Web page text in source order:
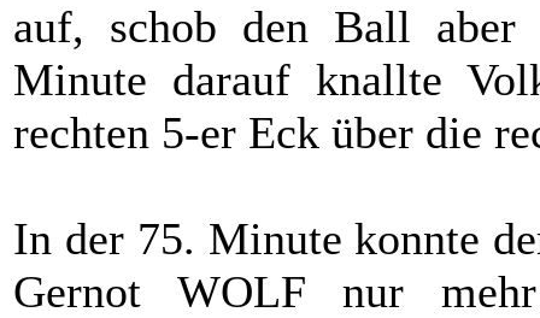
auf, schob den Ball
Minute darauf knallte
rechten 5-er Eck über die
In der 75. Minute konnte
Gernot WOLF nur